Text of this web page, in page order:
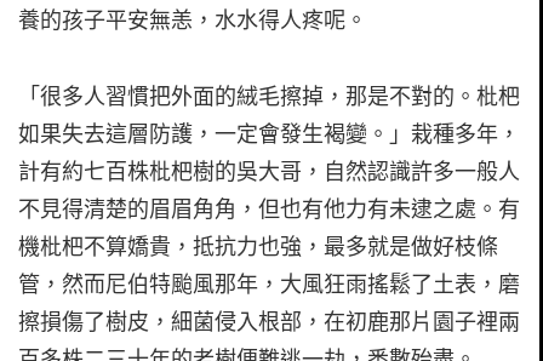
養的孩子平安無恙，水水得人疼呢。
「很多人習慣把外面的絨毛擦掉，那是不對的。枇杷
如果失去這層防護，一定會發生褐變。」栽種多年，
計有約七百株枇杷樹的吳大哥，自然認識許多一般人
不見得清楚的眉眉角角，但也有他力有未逮之處。有
機枇杷不算嬌貴，抵抗力也強，最多就是做好枝條
管，然而尼伯特颱風那年，大風狂雨搖鬆了土表，磨
擦損傷了樹皮，細菌侵入根部，在初鹿那片園子裡兩